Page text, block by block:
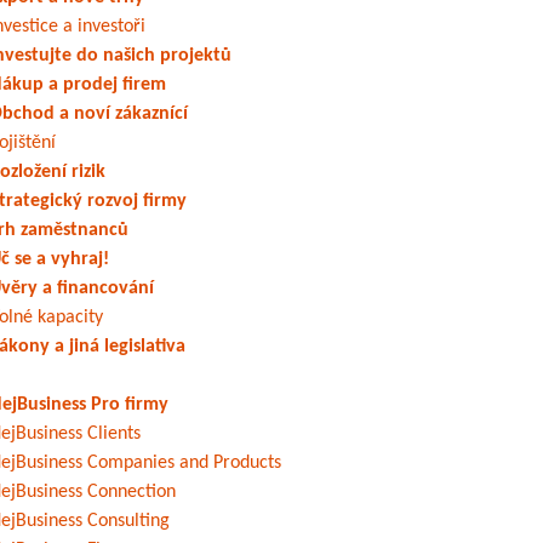
a investoři
do našich projektů
a prodej firem
a noví zákaznící
rizik
rozvoj firmy
zaměstnanců
se a vyhraj!
a financování
kapacity
a jiná legislativa
Pro firmy
Clients
Companies and Products
Connection
Consulting